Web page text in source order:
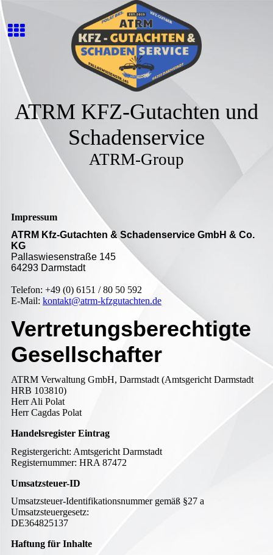
ATRM KFZ-Gutachten und
Schadenservice
ATRM-Group
Impressum
ATRM Kfz-Gutachten & Schadenservice GmbH & Co.
KG
Pallaswiesenstraße 145
64293 Darmstadt
Telefon: +49 (0) 6151 / 80 50 592
E-Mail: kontakt@atrm-kfzgutachten.de
Vertretungsberechtigte
Gesellschafter
ATRM Verwaltung GmbH, Darmstadt (Amtsgericht Darmstadt
HRB 103810)
Herr Ali Polat
Herr Cagdas Polat
Handelsregister Eintrag
Registergericht: Amtsgericht Darmstadt
Registernummer: HRA 87472
Umsatzsteuer-ID
Umsatzsteuer-Identifikationsnummer gemäß §27 a
Umsatzsteuergesetz:
DE364825137
Haftung für Inhalte